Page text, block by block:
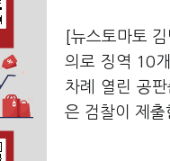
[뉴스토마토
의로 징역 10
차례 열린 공
은 검찰이 제출